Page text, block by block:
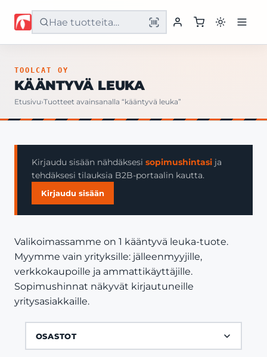
Etusivu
Yritys
Yhteystiedot
TOOLCAT OY
KÄÄNTYVÄ LEUKA
Etusivu›Tuotteet avainsanalla “kääntyvä leuka”
Kirjaudu sisään nähdäksesi sopimushintasi ja
tehdäksesi tilauksia B2B-portaalin kautta.
Kirjaudu sisään
Valikoimassamme on 1 kääntyvä leuka-tuote.
Myymme vain yrityksille: jälleenmyyjille,
verkkokaupoille ja ammattikäyttäjille.
Sopimushinnat näkyvät kirjautuneille
yritysasiakkaille.
OSASTOT